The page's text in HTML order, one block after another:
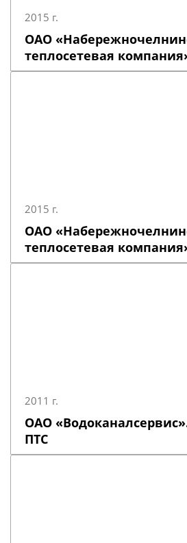
2015 г.
ОАО
теплосетевая
2015 г.
ОАО
теплосетевая
2011 г.
ОАО
ПТС